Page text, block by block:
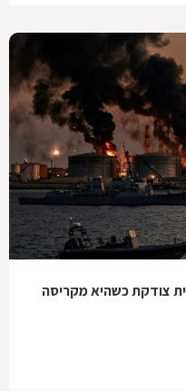
צודקת כשהיא מקריסה